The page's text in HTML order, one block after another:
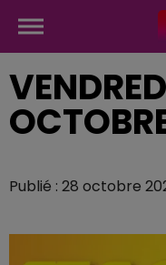
Publié : 28 octobre